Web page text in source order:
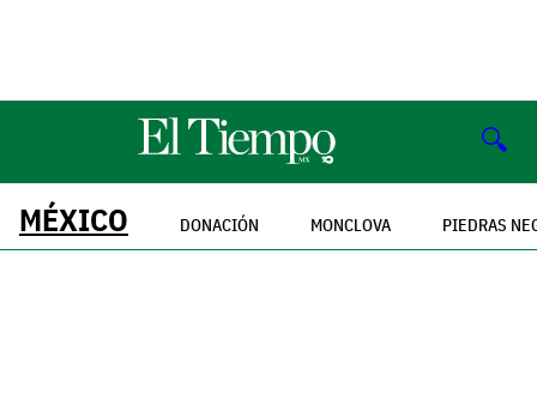
🔍
MÉXICO DONACIÓN MONCLOVA PIEDRAS